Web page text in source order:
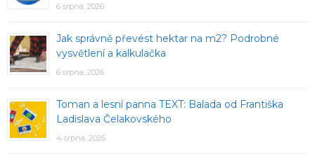
6 srpna, 2026
Jak správně převést hektar na m2? Podrobné
vysvětlení a kalkulačka
6 srpna, 2026
Toman a lesní panna TEXT: Balada od Františka
Ladislava Čelakovského
4 srpna, 2026